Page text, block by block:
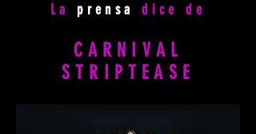
La prensa dice de
CARNIVAL
STRIPTEASE